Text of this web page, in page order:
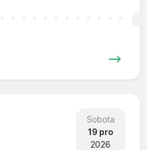
Sobota
19 pro
2026